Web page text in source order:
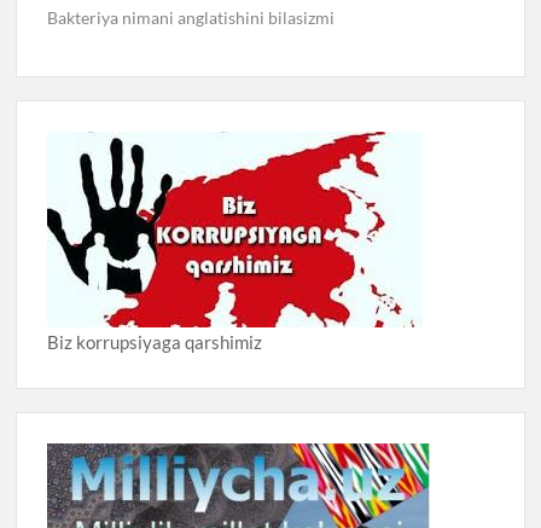
Bakteriya nimani anglatishini bilasizmi
Biz korrupsiyaga qarshimiz